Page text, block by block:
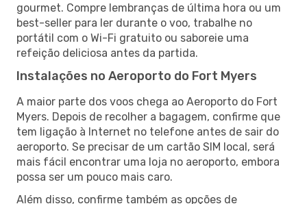
gourmet. Compre lembranças de última hora ou um
best-seller para ler durante o voo, trabalhe no
portátil com o Wi-Fi gratuito ou saboreie uma
refeição deliciosa antes da partida.
Instalações no Aeroporto do Fort Myers
A maior parte dos voos chega ao Aeroporto do Fort
Myers. Depois de recolher a bagagem, confirme que
tem ligação à Internet no telefone antes de sair do
aeroporto. Se precisar de um cartão SIM local, será
mais fácil encontrar uma loja no aeroporto, embora
possa ser um pouco mais caro.
Além disso, confirme também as opções de